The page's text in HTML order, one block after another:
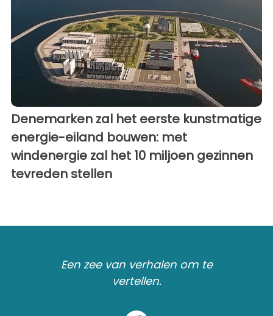
Denemarken zal het eerste kunstmatige
energie-eiland bouwen: met
windenergie zal het 10 miljoen gezinnen
tevreden stellen
Een zee van verhalen om te
vertellen.